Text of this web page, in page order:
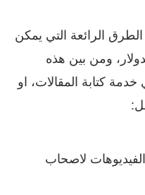
الرائعة التي يمكن
ومن بين هذه
كتابة المقالات، او
لاصحاب